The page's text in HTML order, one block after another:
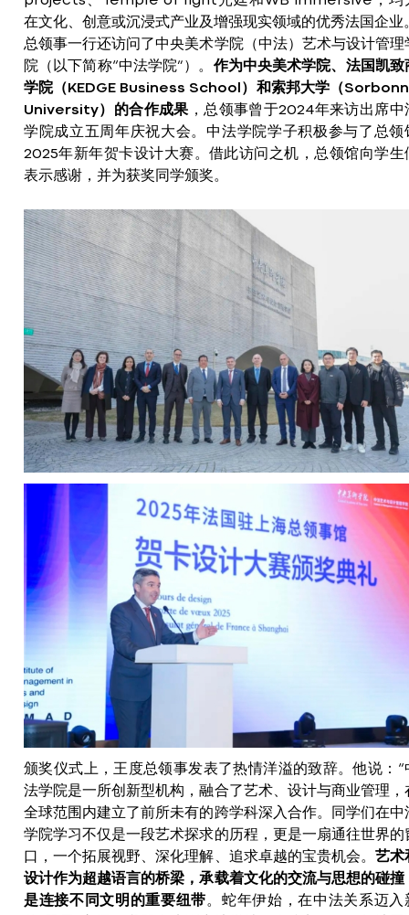
在文化、创意或沉浸式产业及增强现实领域的优秀法国企业
总领事一行还访问了中央美术学院（中法）艺术与设计管理
院（以下简称“中法学院”）。 作为中央美术学院、法国凯致
学院（KEDGE Business School）和索邦大学（
University）的合作成果 ，总领事曾于2024年来访出席中
学院成立五周年庆祝大会。中法学院学子积极参与了总领
2025年新年贺卡设计大赛。借此访问之机，总领馆向学生
表示感谢，并为获奖同学颁奖。
颁奖仪式上，王度总领事发表了热情洋溢的致辞。他说：“
法学院是一所创新型机构，融合了艺术、设计与商业管理，
全球范围内建立了前所未有的跨学科深入合作。同学们在中
学院学习不仅是一段艺术探求的历程，更是一扇通往世界的
口，一个拓展视野、深化理解、追求卓越的宝贵机会。 艺术
设计作为超越语言的桥梁，承载着文化的交流与思想的碰撞
是连接不同文明的重要纽带。蛇年伊始，在中法关系迈入